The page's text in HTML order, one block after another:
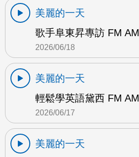
美麗的一天
歌手阜東昇專訪 FM AM
2026/06/18
美麗的一天
輕鬆學英語黛西 FM AM
2026/06/17
美麗的一天